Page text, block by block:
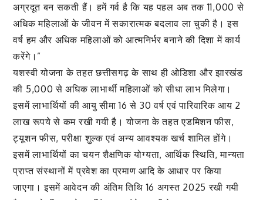
अग्रदूत बन सकती हैं। हमें गर्व है कि यह पहल अब तक 11,000 से
अधिक महिलाओं के जीवन में सकारात्मक बदलाव ला चुकी है। इस
वर्ष हम और अधिक महिलाओं को आत्मनिर्भर बनाने की दिशा में कार्य
करेंगे।”
यशस्वी योजना के तहत छत्तीसगढ़ के साथ ही ओडिशा और झारखंड
की 5,000 से अधिक लाभार्थी महिलाओं को सीधा लाभ मिलेगा।
इसमें लाभार्थियों की आयु सीमा 16 से 30 वर्ष एवं पारिवारिक आय 2
लाख रूपये से कम रखी गयी है। योजना के तहत एडमिशन फीस,
ट्यूशन फीस, परीक्षा शुल्क एवं अन्य आवश्यक खर्च शामिल होंगे।
इसमें लाभार्थियों का चयन शैक्षणिक योग्यता, आर्थिक स्थिति, मान्यता
प्राप्त संस्थानों में प्रवेश का प्रमाण आदि के आधार पर किया
जाएगा। इसमें आवेदन की अंतिम तिथि 16 अगस्त 2025 रखी गयी